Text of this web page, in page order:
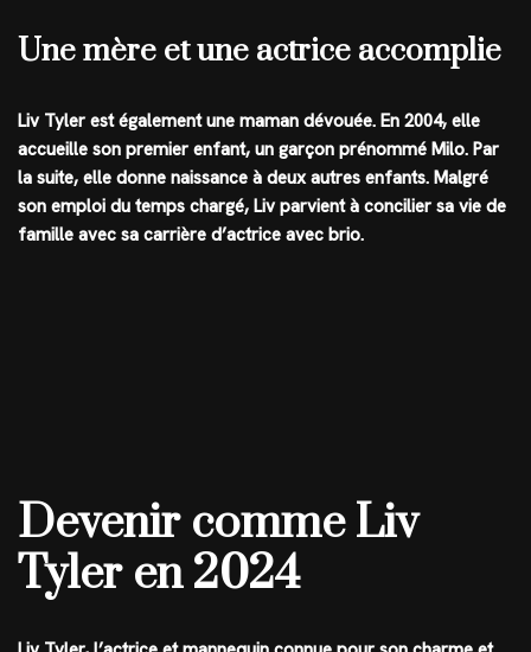
Une mère et une actrice accomplie
Liv Tyler est également une maman dévouée. En 2004, elle
accueille son premier enfant, un garçon prénommé Milo. Par
la suite, elle donne naissance à deux autres enfants. Malgré
son emploi du temps chargé, Liv parvient à concilier sa vie de
famille avec sa carrière d’actrice avec brio.
Devenir comme Liv
Tyler en 2024